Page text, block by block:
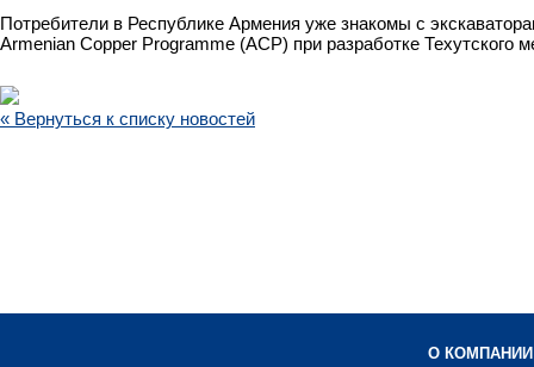
Потребители в Республике Армения уже знакомы с
Armenian Copper Programme (ACP) при разработке Техутского
« Вернуться к списку новостей
О КОМПАНИИ